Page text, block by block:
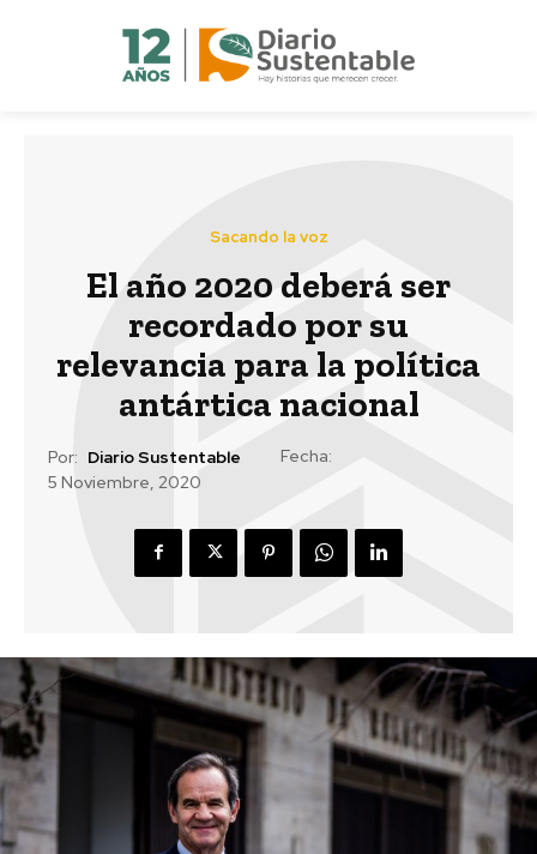
Sacando la voz
El año 2020 deberá ser
recordado por su
relevancia para la política
antártica nacional
Por: Diario Sustentable
Fecha:
5 Noviembre, 2020